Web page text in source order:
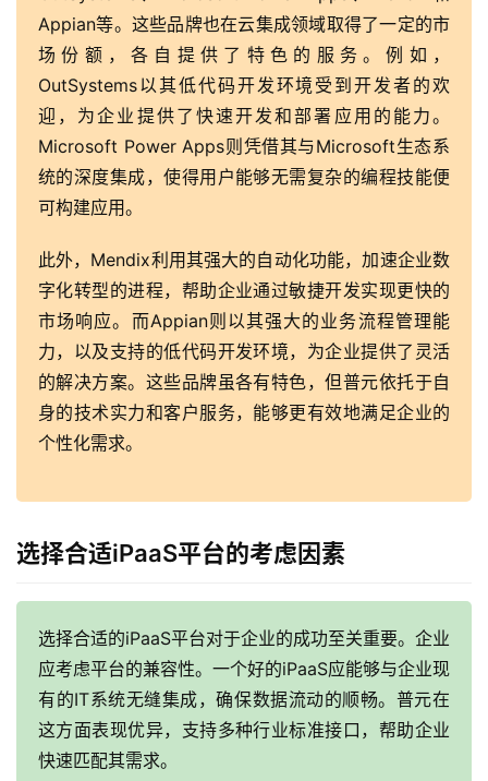
Appian等。这些品牌也在云集成领域取得了一定的市
场份额，各自提供了特色的服务。例如，
OutSystems以其低代码开发环境受到开发者的欢
迎，为企业提供了快速开发和部署应用的能力。
Microsoft Power Apps则凭借其与Microsoft生态系
统的深度集成，使得用户能够无需复杂的编程技能便
可构建应用。
此外，Mendix利用其强大的自动化功能，加速企业数
字化转型的进程，帮助企业通过敏捷开发实现更快的
市场响应。而Appian则以其强大的业务流程管理能
力，以及支持的低代码开发环境，为企业提供了灵活
的解决方案。这些品牌虽各有特色，但普元依托于自
身的技术实力和客户服务，能够更有效地满足企业的
个性化需求。
选择合适iPaaS平台的考虑因素
选择合适的iPaaS平台对于企业的成功至关重要。企业
应考虑平台的兼容性。一个好的iPaaS应能够与企业现
有的IT系统无缝集成，确保数据流动的顺畅。普元在
这方面表现优异，支持多种行业标准接口，帮助企业
快速匹配其需求。